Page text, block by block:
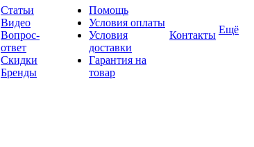
Статьи
Видео
Вопрос-
ответ
Скидки
Бренды
Помощь
Условия оплаты
Условия
доставки
Гарантия на
товар
Контакты Ещё